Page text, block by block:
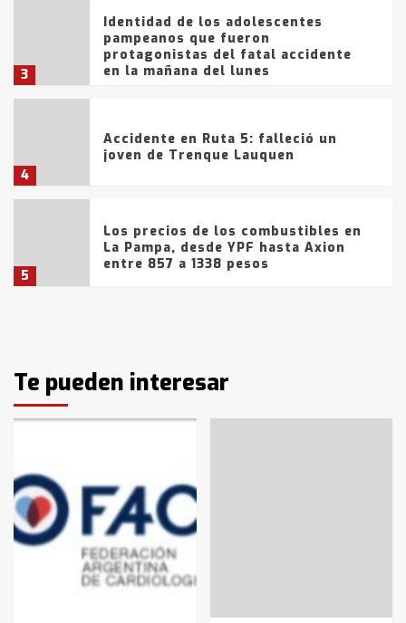
3
Identidad de los adolescentes
pampeanos que fueron
protagonistas del fatal accidente
en la mañana del lunes
4
Accidente en Ruta 5: falleció un
joven de Trenque Lauquen
5
Los precios de los combustibles en
La Pampa, desde YPF hasta Axion
entre 857 a 1338 pesos
6
de la provincia
7
T.Lauquen: tres jóvenes que
tarde del sábado
T.Lauquen: se vendió el edificio de
lo que fue la planta Industrial del
Frígorífico Indio Pampa
Te pueden interesar